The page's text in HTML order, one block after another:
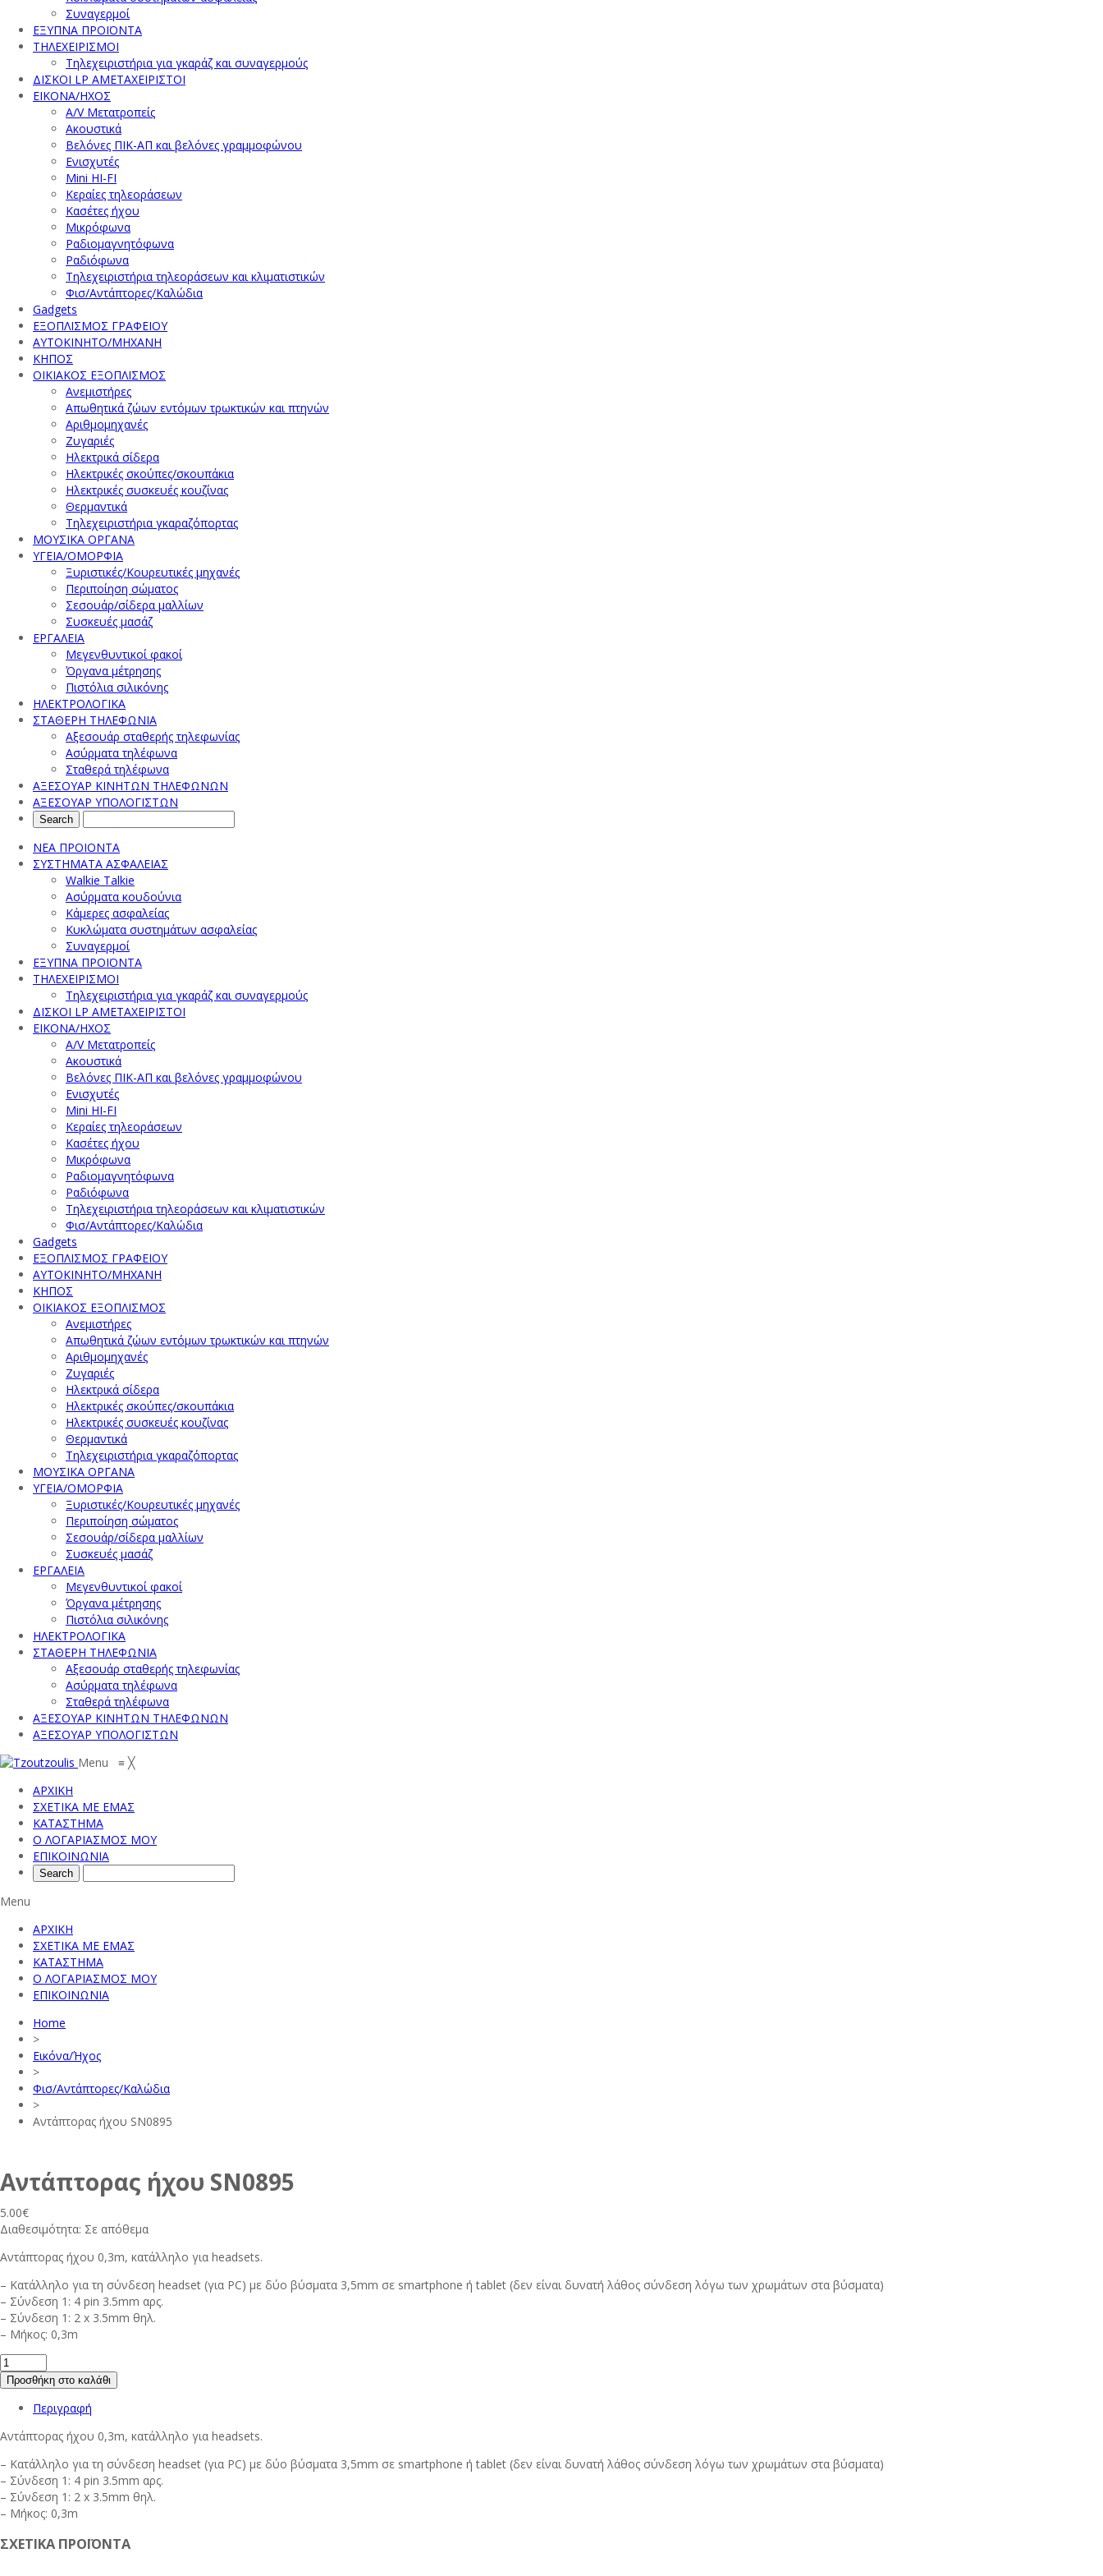
Συναγερμοί
ΕΞΥΠΝΑ ΠΡΟΪΟΝΤΑ
ΤΗΛΕΧΕΙΡΙΣΜΟΙ
Τηλεχειριστήρια για γκαράζ και συναγερμούς
ΔΙΣΚΟΙ LP ΑΜΕΤΑΧΕΙΡΙΣΤΟΙ
ΕΙΚΟΝΑ/ΗΧΟΣ
A/V Μετατροπείς
Ακουστικά
Βελόνες ΠΙΚ-ΑΠ και βελόνες γραμμοφώνου
Ενισχυτές
Mini HI-FI
Κεραίες τηλεοράσεων
Κασέτες ήχου
Μικρόφωνα
Ραδιομαγνητόφωνα
Ραδιόφωνα
Τηλεχειριστήρια τηλεοράσεων και κλιματιστικών
Φισ/Αντάπτορες/Καλώδια
Gadgets
ΕΞΟΠΛΙΣΜΟΣ ΓΡΑΦΕΙΟΥ
ΑΥΤΟΚΙΝΗΤΟ/ΜΗΧΑΝΗ
ΚΗΠΟΣ
ΟΙΚΙΑΚΟΣ ΕΞΟΠΛΙΣΜΟΣ
Ανεμιστήρες
Απωθητικά ζώων εντόμων τρωκτικών και πτηνών
Αριθμομηχανές
Ζυγαριές
Ηλεκτρικά σίδερα
Ηλεκτρικές σκούπες/σκουπάκια
Ηλεκτρικές συσκευές κουζίνας
Θερμαντικά
Τηλεχειριστήρια γκαραζόπορτας
ΜΟΥΣΙΚΑ ΟΡΓΑΝΑ
ΥΓΕΙΑ/ΟΜΟΡΦΙΑ
Ξυριστικές/Κουρευτικές μηχανές
Περιποίηση σώματος
Σεσουάρ/σίδερα μαλλίων
Συσκευές μασάζ
ΕΡΓΑΛΕΙΑ
Μεγενθυντικοί φακοί
Όργανα μέτρησης
Πιστόλια σιλικόνης
ΗΛΕΚΤΡΟΛΟΓΙΚΑ
ΣΤΑΘΕΡΗ ΤΗΛΕΦΩΝΙΑ
Αξεσουάρ σταθερής τηλεφωνίας
Ασύρματα τηλέφωνα
Σταθερά τηλέφωνα
ΑΞΕΣΟΥΑΡ ΚΙΝΗΤΩΝ ΤΗΛΕΦΩΝΩΝ
ΑΞΕΣΟΥΑΡ ΥΠΟΛΟΓΙΣΤΩΝ
ΝΕΑ ΠΡΟΙΟΝΤΑ
ΣΥΣΤΗΜΑΤΑ ΑΣΦΑΛΕΙΑΣ
Walkie Talkie
Ασύρματα κουδούνια
Κάμερες ασφαλείας
Κυκλώματα συστημάτων ασφαλείας
Συναγερμοί
ΕΞΥΠΝΑ ΠΡΟΪΟΝΤΑ
ΤΗΛΕΧΕΙΡΙΣΜΟΙ
Τηλεχειριστήρια για γκαράζ και συναγερμούς
ΔΙΣΚΟΙ LP ΑΜΕΤΑΧΕΙΡΙΣΤΟΙ
ΕΙΚΟΝΑ/ΗΧΟΣ
A/V Μετατροπείς
Ακουστικά
Βελόνες ΠΙΚ-ΑΠ και βελόνες γραμμοφώνου
Ενισχυτές
Mini HI-FI
Κεραίες τηλεοράσεων
Κασέτες ήχου
Μικρόφωνα
Ραδιομαγνητόφωνα
Ραδιόφωνα
Τηλεχειριστήρια τηλεοράσεων και κλιματιστικών
Φισ/Αντάπτορες/Καλώδια
Gadgets
ΕΞΟΠΛΙΣΜΟΣ ΓΡΑΦΕΙΟΥ
ΑΥΤΟΚΙΝΗΤΟ/ΜΗΧΑΝΗ
ΚΗΠΟΣ
ΟΙΚΙΑΚΟΣ ΕΞΟΠΛΙΣΜΟΣ
Ανεμιστήρες
Απωθητικά ζώων εντόμων τρωκτικών και πτηνών
Αριθμομηχανές
Ζυγαριές
Ηλεκτρικά σίδερα
Ηλεκτρικές σκούπες/σκουπάκια
Ηλεκτρικές συσκευές κουζίνας
Θερμαντικά
Τηλεχειριστήρια γκαραζόπορτας
ΜΟΥΣΙΚΑ ΟΡΓΑΝΑ
ΥΓΕΙΑ/ΟΜΟΡΦΙΑ
Ξυριστικές/Κουρευτικές μηχανές
Περιποίηση σώματος
Σεσουάρ/σίδερα μαλλίων
Συσκευές μασάζ
ΕΡΓΑΛΕΙΑ
Μεγενθυντικοί φακοί
Όργανα μέτρησης
Πιστόλια σιλικόνης
ΗΛΕΚΤΡΟΛΟΓΙΚΑ
ΣΤΑΘΕΡΗ ΤΗΛΕΦΩΝΙΑ
Αξεσουάρ σταθερής τηλεφωνίας
Ασύρματα τηλέφωνα
Σταθερά τηλέφωνα
ΑΞΕΣΟΥΑΡ ΚΙΝΗΤΩΝ ΤΗΛΕΦΩΝΩΝ
ΑΞΕΣΟΥΑΡ ΥΠΟΛΟΓΙΣΤΩΝ
Menu ≡ ╳
ΑΡΧΙΚΗ
ΣΧΕΤΙΚΑ ΜΕ ΕΜΑΣ
ΚΑΤΑΣΤΗΜΑ
Ο ΛΟΓΑΡΙΑΣΜΟΣ ΜΟΥ
ΕΠΙΚΟΙΝΩΝΙΑ
Menu
ΑΡΧΙΚΗ
ΣΧΕΤΙΚΑ ΜΕ ΕΜΑΣ
ΚΑΤΑΣΤΗΜΑ
Ο ΛΟΓΑΡΙΑΣΜΟΣ ΜΟΥ
ΕΠΙΚΟΙΝΩΝΙΑ
Home
>
Εικόνα/Ήχος
>
Φισ/Αντάπτορες/Καλώδια
>
Αντάπτορας ήχου SN0895
Αντάπτορας ήχου SN0895
5.00€
Διαθεσιμότητα: Σε απόθεμα
Αντάπτορας ήχου 0,3m, κατάλληλο για headsets.
– Κατάλληλο για τη σύνδεση headset (για PC) με δύο βύσματα 3,5mm σε smartphone ή tablet (δεν είναι δυνατή λάθος σύνδεση λόγω των χρωμάτων στα βύσματα)
– Σύνδεση 1: 4 pin 3.5mm αρς.
– Σύνδεση 1: 2 x 3.5mm θηλ.
– Μήκος: 0,3m
Προσθήκη στο καλάθι
Περιγραφή
Αντάπτορας ήχου 0,3m, κατάλληλο για headsets.
– Κατάλληλο για τη σύνδεση headset (για PC) με δύο βύσματα 3,5mm σε smartphone ή tablet (δεν είναι δυνατή λάθος σύνδεση λόγω των χρωμάτων στα βύσματα)
– Σύνδεση 1: 4 pin 3.5mm αρς.
– Σύνδεση 1: 2 x 3.5mm θηλ.
– Μήκος: 0,3m
ΣΧΕΤΙΚΑ ΠΡΟΪΟΝΤΑ